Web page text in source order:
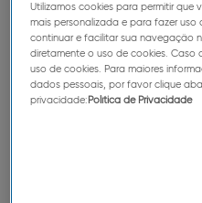
anos de pesquisa
longe nos mistérios
Utilizamos cookies para permitir que
mais personalizada e para fazer uso
continuar e facilitar sua navegação
diretamente o uso de cookies. Caso
uso de cookies. Para maiores
dados pessoais, por favor clique
privacidade: Política de Privacidade